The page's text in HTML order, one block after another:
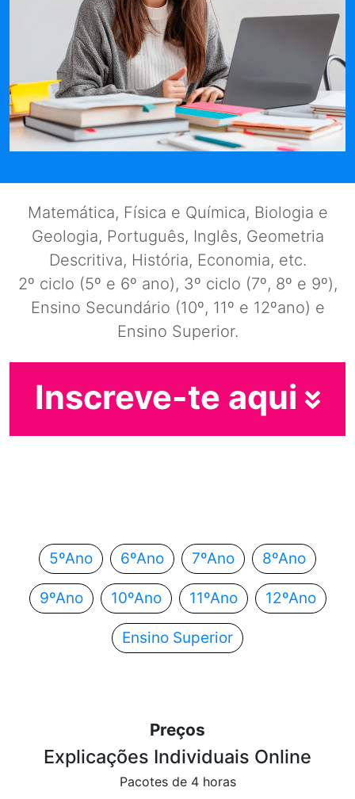
Matemática, Física e Química, Biologia e
Geologia, Português, Inglês, Geometria
Descritiva, História, Economia, etc.
2º ciclo (5º e 6º ano), 3º ciclo (7º, 8º e 9º),
Ensino Secundário (10º, 11º e 12ºano) e
Ensino Superior.
Inscreve-te aqui
5ºAno 6ºAno 7ºAno 8ºAno
9ºAno 10ºAno 11ºAno 12ºAno
Ensino Superior
Preços
Explicações Individuais Online
Pacotes de 4 horas